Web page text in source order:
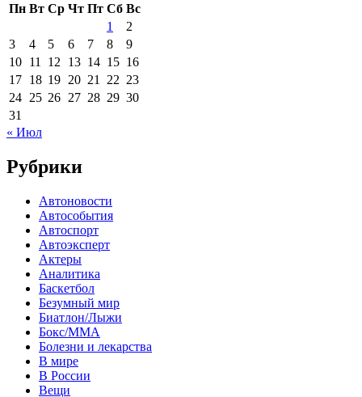
Пн Вт Ср Чт Пт Сб Вс
1
2
3
4 5 6 7 8
9
10 11 12 13 14 15 16
17 18 19 20 21 22 23
24 25 26 27 28 29 30
31
« Июл
Рубрики
Автоновости
Автособытия
Автоспорт
Автоэксперт
Актеры
Аналитика
Баскетбол
Безумный мир
Биатлон/Лыжи
Бокс/MMA
Болезни и лекарства
В мире
В России
Вещи